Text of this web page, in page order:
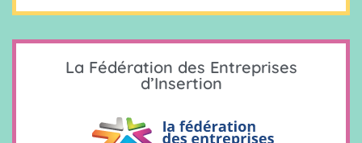
La Fédération des Entreprises
d’Insertion